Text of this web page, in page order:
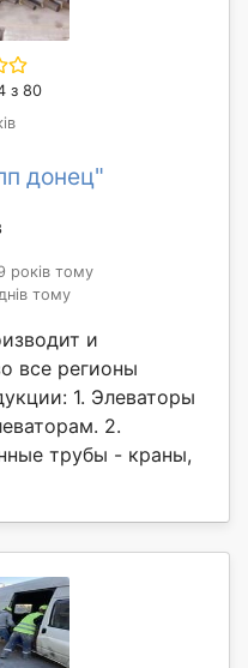
з 80
донец"
років тому
тому
и
все регионы
1. Элеваторы
2.
трубы - краны,